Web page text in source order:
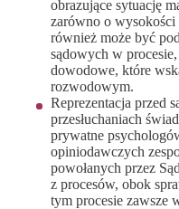
obrazujące sytuację
zarówno o wysokości
również może być
sądowych w
dowodowe, które
rozwodowym.
Reprezentacja przed
przesłuchaniach
prywatne
opiniodawczych
powołanych przez
z procesów, obok
tym procesie zawsze